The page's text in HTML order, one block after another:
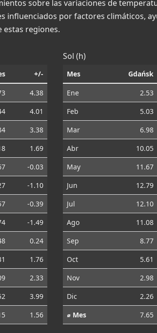
sobre las variaciones de
influenciados por factores climáticos,
regiones.
+/-
4.38
4.01
3.38
1.69
-0.03
-1.10
-0.39
-1.49
0.24
1.76
2.33
3.99
1.56
Sol (h)
Mes Gdańsk
Ene 2.53
Feb
5.03
Mar
6.98
Abr
10.05
May
11.67
Jun
12.79
Jul
12.10
Ago
11.08
Sep
8.77
Oct
5.61
Nov
2.98
Dic
2.26
⌀ Mes
7.65